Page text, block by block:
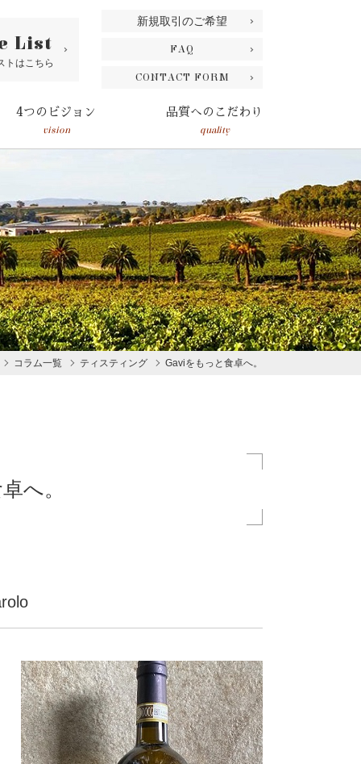
List
トはこちら
新規取引のご希望
FAQ
CONTACT FORM
4つのビジョン
vision
品質へのこだわり
quality
コラム一覧 ティスティング Gaviをもっと食卓へ。
へ。